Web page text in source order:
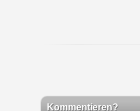
Kommentieren?